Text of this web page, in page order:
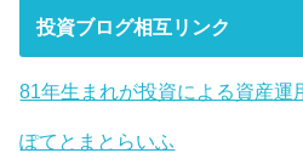
投資ブログ相互リンク
81年生まれが投資による資産運
ぽてとまとらいふ